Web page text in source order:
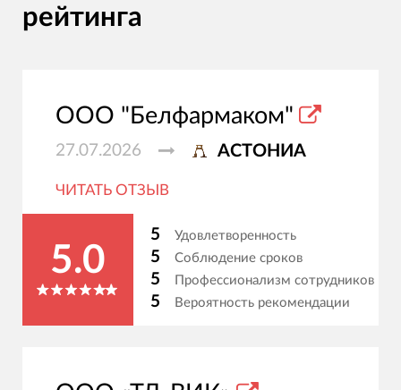
рейтинга
ООО "Белфармаком"
27.07.2026 АСТОНИА
ЧИТАТЬ ОТЗЫВ
5.0
5 Удовлетворенность
5 Соблюдение сроков
5 Профессионализм сотрудников
5 Вероятность рекомендации